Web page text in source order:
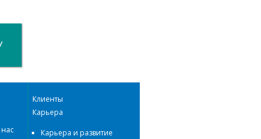
Клиенты
Карьера
Карьера и развитие